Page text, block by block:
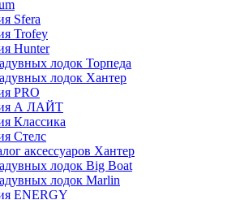
Sfera
Trofey
Hunter
лодок Торпеда
лодок Хантер
PRO
А ЛАЙТ
Классика
Стелс
аксессуаров Хантер
лодок Big Boat
лодок Marlin
ENERGY